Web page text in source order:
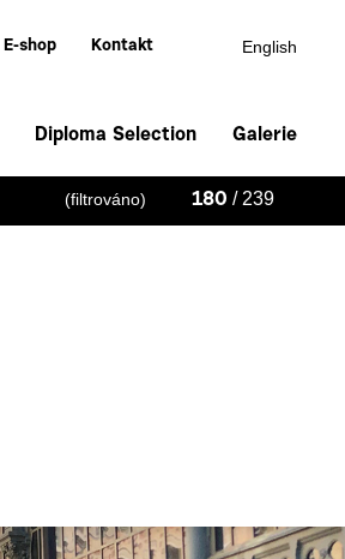
E-shop Kontakt English
Diploma Selection Galerie
(filtrováno) 180 / 239